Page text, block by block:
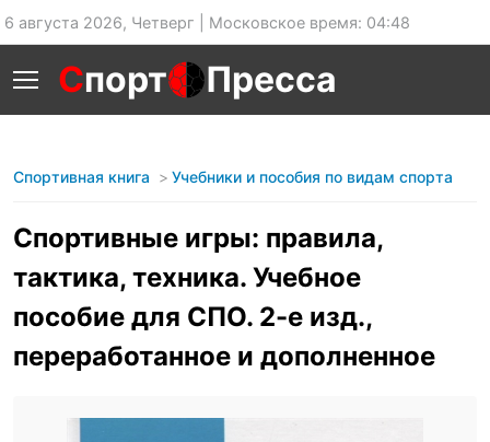
6 августа 2026, Четверг | Московское время: 04:48
Спорт Пресса
Спортивная книга Учебники и пособия по видам спорта
Спортивные игры: правила,
тактика, техника. Учебное
пособие для СПО. 2-е изд.,
переработанное и дополненное